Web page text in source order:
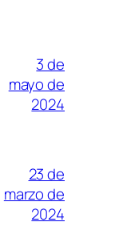
3 de
mayo de
2024
23 de
marzo de
2024